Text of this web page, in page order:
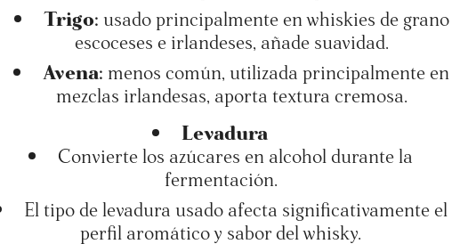
Trigo: usado principalmente en whiskies de grano
escoceses e irlandeses, añade suavidad.
Avena: menos común, utilizada principalmente en
mezclas irlandesas, aporta textura cremosa.
Levadura
Convierte los azúcares en alcohol durante la
fermentación.
El tipo de levadura usado afecta significativamente el
perfil aromático y sabor del whisky.